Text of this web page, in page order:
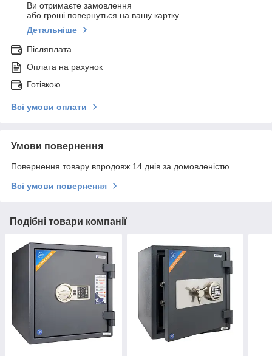
Ви отримаєте замовлення
або гроші повернуться на вашу картку
Детальніше
Післяплата
Оплата на рахунок
Готівкою
Всі умови оплати
Умови повернення
Повернення товару впродовж 14 днів за домовленістю
Всі умови повернення
Подібні товари компанії